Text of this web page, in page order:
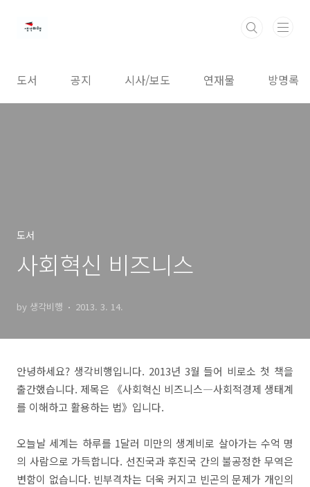
도서 공지 시사/보도 연재물 방명록
도서
사회혁신 비즈니스
by 생각비행 2013. 3. 14.
안녕하세요? 생각비행입니다. 2013년 3월 들어 비로소 첫 책을
출간했습니다. 제목은 《사회혁신 비즈니스―사회적경제 생태계
를 이해하고 활용하는 법》입니다.
오늘날 세계는 하루를 1달러 미만의 생계비로 살아가는 수억 명
의 사람으로 가득합니다. 선진국과 후진국 간의 불공정한 무역은
변함이 없습니다. 빈부격차는 더욱 커지고 빈곤의 문제가 개인의